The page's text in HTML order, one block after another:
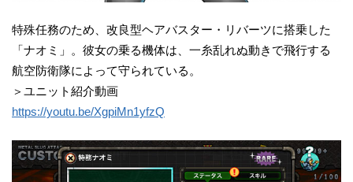
特殊任務のため、改良型ヘアバスター・リバーツに搭乗した
「ナオミ」。彼女の乗る機体は、一糸乱れぬ動きで飛行する
航空防衛隊によって守られている。
＞ユニット紹介動画
https://youtu.be/XgpiMn1yfzQ